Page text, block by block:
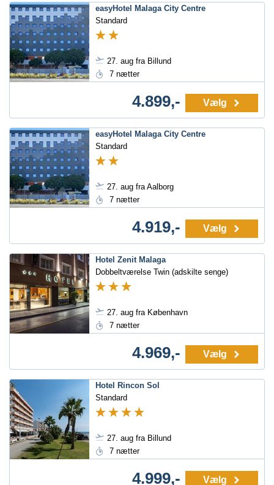
easyHotel Malaga City Centre
Standard
27. aug fra Billund
7 nætter
4.899,- Vælg
easyHotel Malaga City Centre
Standard
27. aug fra Aalborg
7 nætter
4.919,- Vælg
Hotel Zenit Malaga
Dobbeltværelse Twin (adskilte senge)
27. aug fra København
7 nætter
4.969,- Vælg
Hotel Rincon Sol
Standard
27. aug fra Billund
7 nætter
4.999,- Vælg